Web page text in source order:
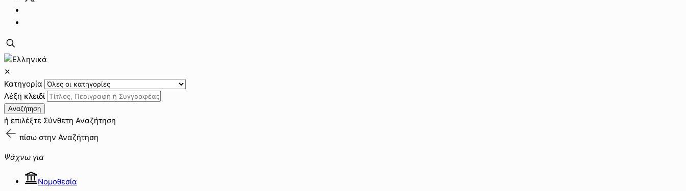
✕
Κατηγορία
Λέξη κλειδί
Αναζήτηση
ή επιλέξτε Σύνθετη Αναζήτηση
πίσω στην Αναζήτηση
Ψάχνω για
Νομοθεσία